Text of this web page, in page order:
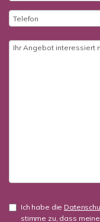
Ich habe die
stimme zu, dass